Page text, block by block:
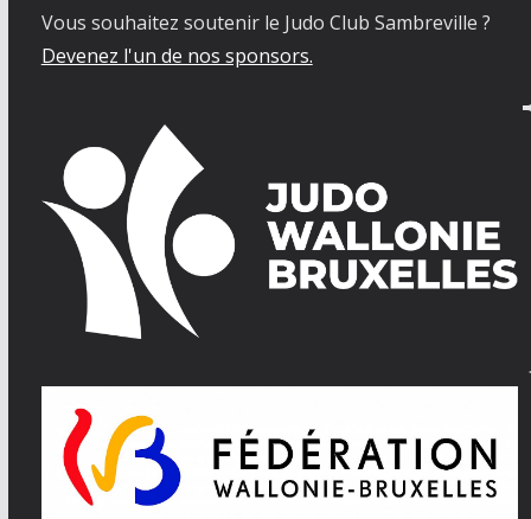
Vous souhaitez soutenir le Judo Club Sambreville ?
Devenez l'un de nos sponsors.